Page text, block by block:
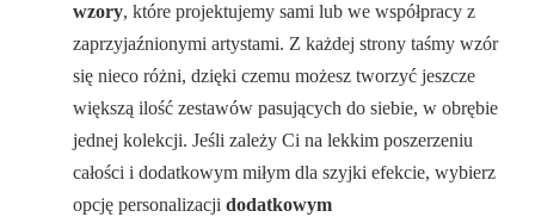
wzory, które projektujemy sami lub we współpracy z
zaprzyjaźnionymi artystami. Z każdej strony taśmy wzór
się nieco różni, dzięki czemu możesz tworzyć jeszcze
większą ilość zestawów pasujących do siebie, w obrębie
jednej kolekcji. Jeśli zależy Ci na lekkim poszerzeniu
całości i dodatkowym miłym dla szyjki efekcie, wybierz
opcję personalizacjidodatkowym